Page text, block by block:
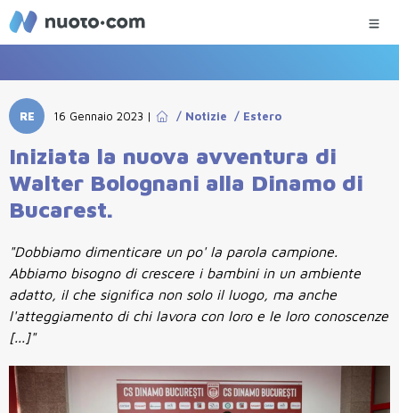
RE 16 Gennaio 2023 | / Notizie / Estero
Iniziata la nuova avventura di
Walter Bolognani alla Dinamo di
Bucarest.
"Dobbiamo dimenticare un po' la parola campione.
Abbiamo bisogno di crescere i bambini in un ambiente
adatto, il che significa non solo il luogo, ma anche
l'atteggiamento di chi lavora con loro e le loro conoscenze
[...]"